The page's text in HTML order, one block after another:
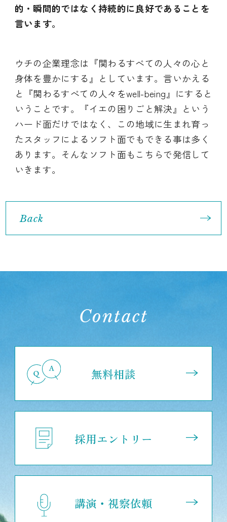
的・瞬間的ではなく持続的に良好であることを
言います。
ウチの企業理念は『関わるすべての人々の心と
身体を豊かにする』としています。言いかえる
と『関わるすべての人々をwell-being』にすると
いうことです。『イエの困りごと解決』という
ハード面だけではなく、この地域に生まれ育っ
たスタッフによるソフト面でもできる事は多く
あります。そんなソフト面もこちらで発信して
いきます。
Back
Contact
無料相談
採用エントリー
講演・視察依頼